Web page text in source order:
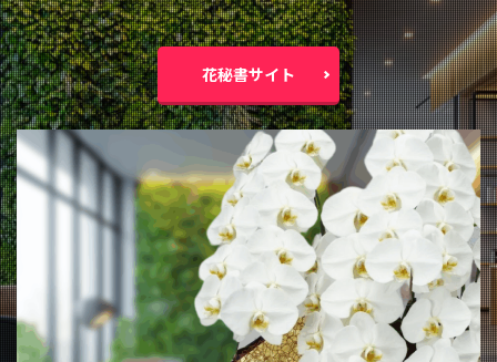
花秘書サイト